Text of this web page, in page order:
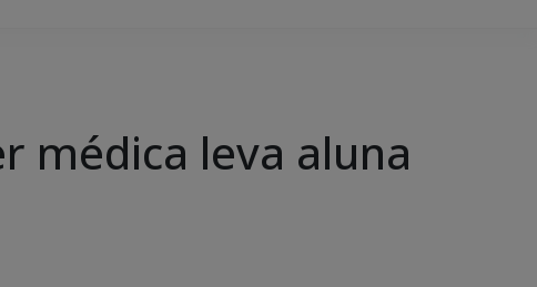
médica leva aluna